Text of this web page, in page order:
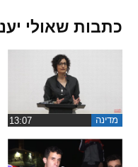
כתבות שאולי
מדינה